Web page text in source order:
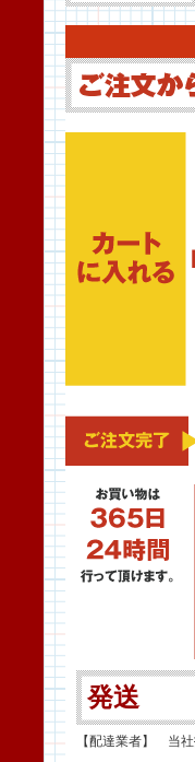
発送
【配達業者】 当